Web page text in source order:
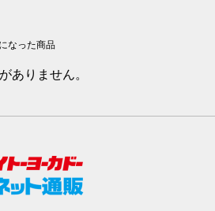
なった商品
ありません。